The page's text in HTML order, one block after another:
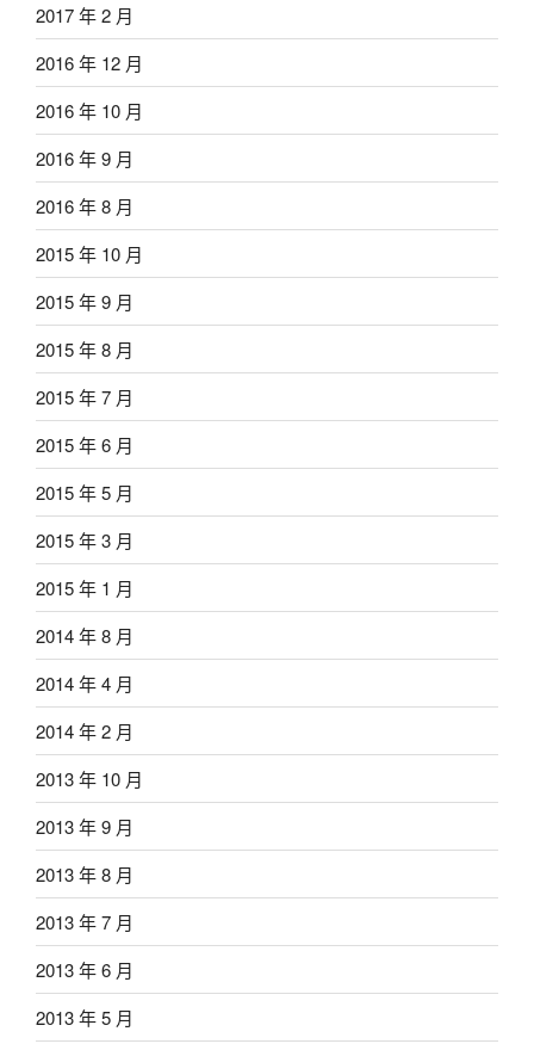
2017 年 2 月
2016 年 12 月
2016 年 10 月
2016 年 9 月
2016 年 8 月
2015 年 10 月
2015 年 9 月
2015 年 8 月
2015 年 7 月
2015 年 6 月
2015 年 5 月
2015 年 3 月
2015 年 1 月
2014 年 8 月
2014 年 4 月
2014 年 2 月
2013 年 10 月
2013 年 9 月
2013 年 8 月
2013 年 7 月
2013 年 6 月
2013 年 5 月